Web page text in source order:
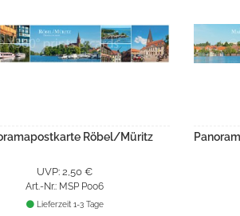
Röbel/Müritz
UVP: 2,50 €
Art.-Nr.: MSP P006
Lieferzeit 1-3 Tage